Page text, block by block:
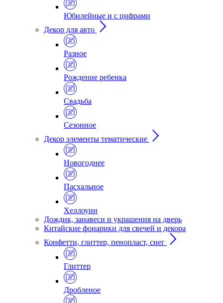
Юбилейные и с цифрами
Декор для авто
Разное
Рождение ребенка
Свадьба
Сезонное
Декор элементы тематические
Новогоднее
Пасхальное
Хеллоуин
Дождик, занавеси и украшения на дверь
Китайские фонарики для свечей и декора
Конфетти, глиттер, пенопласт, снег
Глиттер
Дробленое